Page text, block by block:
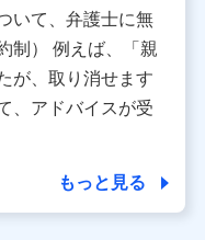
歴などが含まれます。
る各種サービスなどの
として、当社又は株式
スのご契約状態・ご利
関する情報、アプリケ
購入されたサービスや
る保険関連サービスに
いて、弁護士に無
制） 例えば、「親
が、取り消せます
、アドバイスが受
もっと見る